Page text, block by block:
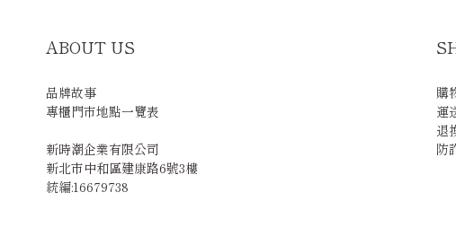
ABOUT US
品牌故事
專櫃門市地點一覽表
新時潮企業有限公司
新北市中和區建康路6號3樓
統編:16679738
購
運
退
防